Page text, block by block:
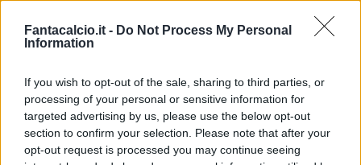
Fantacalcio.it - Do Not Process My Personal
Information
If you wish to opt-out of the sale, sharing to third parties, or
processing of your personal or sensitive information for
targeted advertising by us, please use the below opt-out
section to confirm your selection. Please note that after your
opt-out request is processed you may continue seeing
squadra che amano, consapevoli che nello
sport maggiore è la difficoltà, maggiore è il
merito della vittoria, #UniciAlMondo.
Nico Williams (Iruñea, 2002) è entrato a far
parte dell'Athletic Club come giocatore
dell'Alevín nella stagione 2013/14, un anno
dopo l'arrivo del fratello Iñaki al Lezama. Da